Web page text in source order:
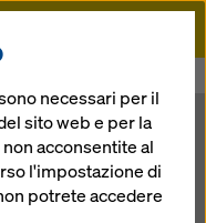
necessari per il
sito web e per la
acconsentite al
l'impostazione di
potrete accedere